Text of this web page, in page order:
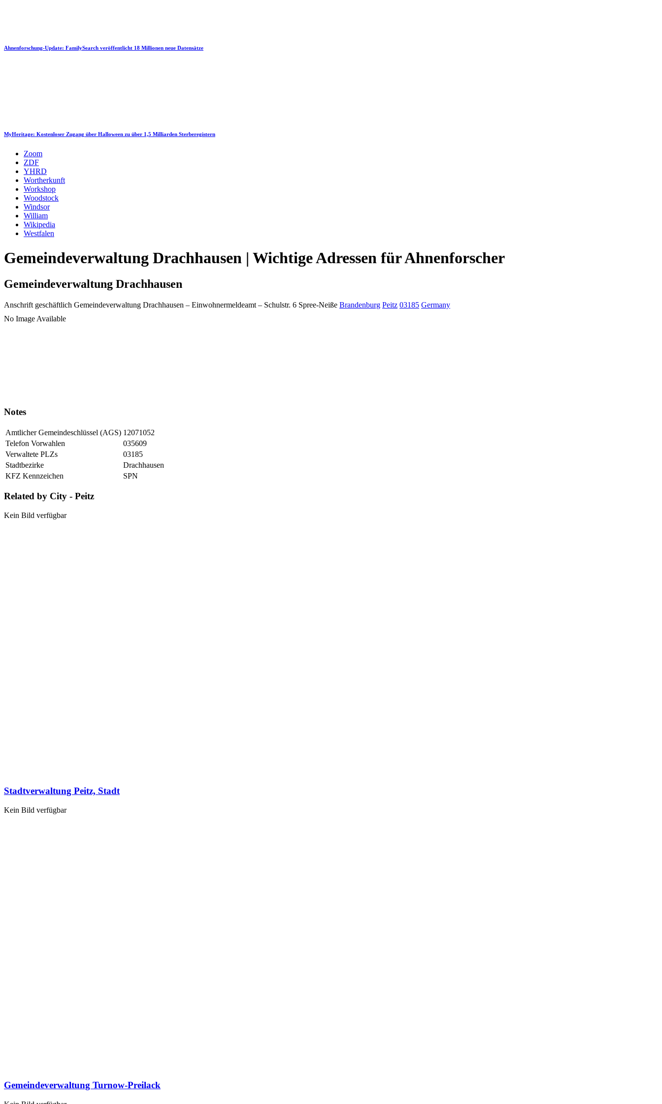
Ahnenforschung-Update: FamilySearch veröffentlicht 18 Millionen neue Datensätze
MyHeritage: Kostenloser Zugang über Halloween zu über 1,5 Milliarden Sterberegistern
Zoom
ZDF
YHRD
Wortherkunft
Workshop
Woodstock
Windsor
William
Wikipedia
Westfalen
Gemeindeverwaltung Drachhausen | Wichtige Adressen für Ahnenforscher
Gemeindeverwaltung Drachhausen
Anschrift geschäftlich Gemeindeverwaltung Drachhausen – Einwohnermeldeamt – Schulstr. 6 Spree-Neiße Brandenburg Peitz 03185 Germany
No Image Available
Notes
Amtlicher Gemeindeschlüssel (AGS) 12071052
Telefon Vorwahlen
035609
Verwaltete PLZs
03185
Stadtbezirke
Drachhausen
KFZ Kennzeichen
SPN
Related by City - Peitz
Kein Bild verfügbar
Stadtverwaltung Peitz, Stadt
Kein Bild verfügbar
Gemeindeverwaltung Turnow-Preilack